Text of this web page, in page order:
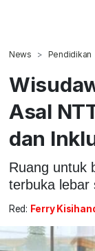
News Pendidikan
Asal
dan
Ruang untuk
terbuka lebar
Red: Ferry